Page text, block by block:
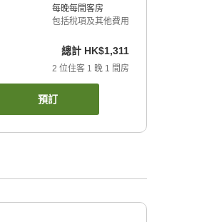
每晚每間客房
包括稅項及其他費用
總計 HK$1,311
2 位住客 1 晚 1 間房
預訂